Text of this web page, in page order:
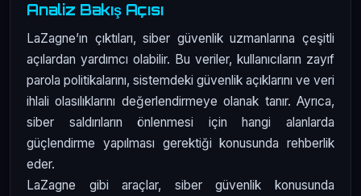
Analiz Bakış Açısı
LaZagne’ın çıktıları, siber güvenlik uzmanlarına çeşitli
açılardan yardımcı olabilir. Bu veriler, kullanıcıların zayıf
parola politikalarını, sistemdeki güvenlik açıklarını ve veri
ihlali olasılıklarını değerlendirmeye olanak tanır. Ayrıca,
siber saldırıların önlenmesi için hangi alanlarda
güçlendirme yapılması gerektiği konusunda rehberlik
eder.
LaZagne gibi araçlar, siber güvenlik konusunda